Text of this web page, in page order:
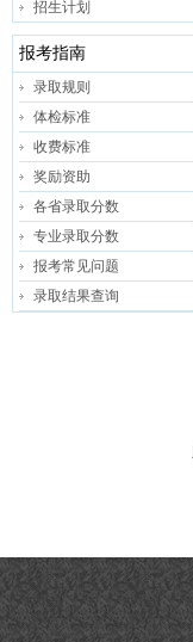
招生计划
报考指南
录取规则
体检标准
收费标准
奖励资助
各省录取分数
专业录取分数
报考常见问题
录取结果查询